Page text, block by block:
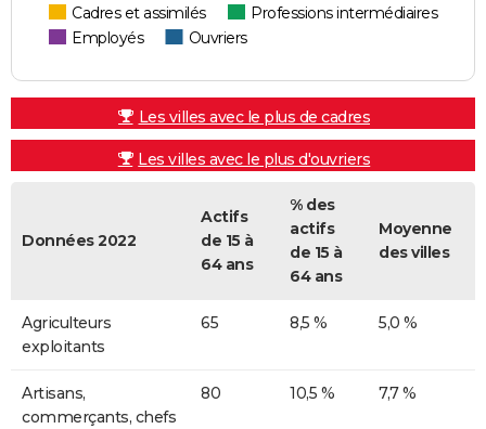
Cadres et assimilés
Professions intermédiaires
Employés
Ouvriers
Les villes avec le plus de cadres
Les villes avec le plus d'ouvriers
Données 2022
Actifs
de 15 à
64 ans
% des
actifs
de 15 à
64 ans
Moyenne
des villes
Agriculteurs
exploitants
65 8,5 % 5,0 %
Artisans,
commerçants, chefs
80 10,5 % 7,7 %